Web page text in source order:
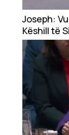
Joseph:
Këshill të
Serbinë